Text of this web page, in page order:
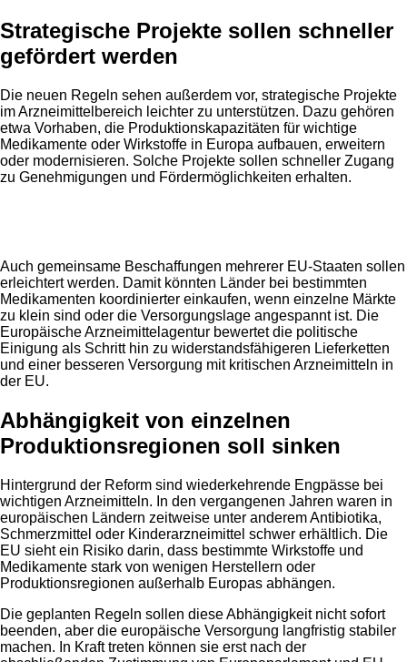
Strategische Projekte sollen schneller
gefördert werden
Die neuen Regeln sehen außerdem vor, strategische Projekte
im Arzneimittelbereich leichter zu unterstützen. Dazu gehören
etwa Vorhaben, die Produktionskapazitäten für wichtige
Medikamente oder Wirkstoffe in Europa aufbauen, erweitern
oder modernisieren. Solche Projekte sollen schneller Zugang
zu Genehmigungen und Fördermöglichkeiten erhalten.
Auch gemeinsame Beschaffungen mehrerer EU-Staaten sollen
erleichtert werden. Damit könnten Länder bei bestimmten
Medikamenten koordinierter einkaufen, wenn einzelne Märkte
zu klein sind oder die Versorgungslage angespannt ist. Die
Europäische Arzneimittelagentur bewertet die politische
Einigung als Schritt hin zu widerstandsfähigeren Lieferketten
und einer besseren Versorgung mit kritischen Arzneimitteln in
der EU.
Abhängigkeit von einzelnen
Produktionsregionen soll sinken
Hintergrund der Reform sind wiederkehrende Engpässe bei
wichtigen Arzneimitteln. In den vergangenen Jahren waren in
europäischen Ländern zeitweise unter anderem Antibiotika,
Schmerzmittel oder Kinderarzneimittel schwer erhältlich. Die
EU sieht ein Risiko darin, dass bestimmte Wirkstoffe und
Medikamente stark von wenigen Herstellern oder
Produktionsregionen außerhalb Europas abhängen.
Die geplanten Regeln sollen diese Abhängigkeit nicht sofort
beenden, aber die europäische Versorgung langfristig stabiler
machen. In Kraft treten können sie erst nach der